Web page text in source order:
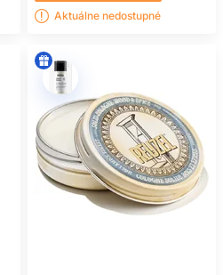
Aktuálne nedostupné